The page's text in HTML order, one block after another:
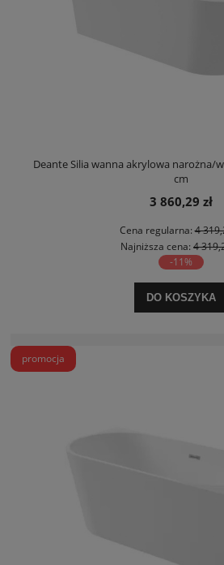
Deante Silia wanna akrylowa narożna/
cm
3 860,29 zł
Cena regularna:4
Najniższa cena: 4
-11%
DO KOSZYKA
promocja